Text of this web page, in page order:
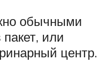
обычными
или
центр.